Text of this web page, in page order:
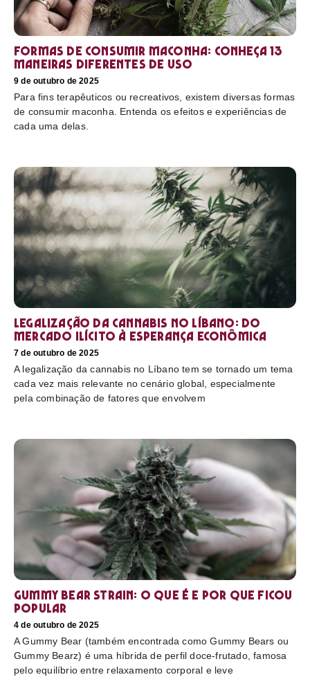
Formas de consumir maconha: conheça 13
maneiras diferentes de uso
9 de outubro de 2025
Para fins terapêuticos ou recreativos, existem diversas formas
de consumir maconha. Entenda os efeitos e experiências de
cada uma delas.
Legalização da cannabis no Líbano: do
mercado ilícito à esperança econômica
7 de outubro de 2025
A legalização da cannabis no Líbano tem se tornado um tema
cada vez mais relevante no cenário global, especialmente
pela combinação de fatores que envolvem
Gummy Bear Strain: o que é e por que ficou
popular
4 de outubro de 2025
A Gummy Bear (também encontrada como Gummy Bears ou
Gummy Bearz) é uma híbrida de perfil doce-frutado, famosa
pelo equilíbrio entre relaxamento corporal e leve